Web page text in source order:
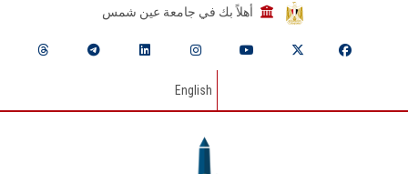
أهلاً بك في جامعة عين شمس
English